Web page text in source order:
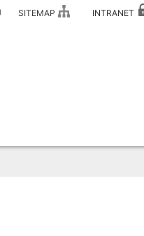
SITEMAP INTRANET